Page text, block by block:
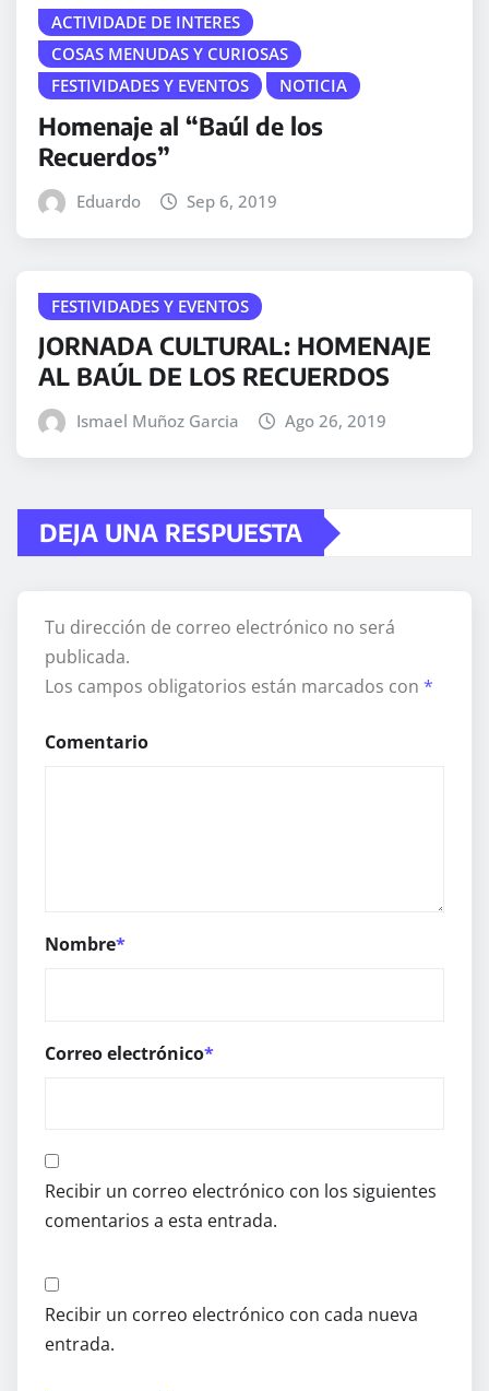
ACTIVIDADE DE INTERES
COSAS MENUDAS Y CURIOSAS
FESTIVIDADES Y EVENTOS
NOTICIA
Homenaje al “Baúl de los
Recuerdos”
Eduardo Sep 6, 2019
FESTIVIDADES Y EVENTOS
JORNADA CULTURAL: HOMENAJE
AL BAÚL DE LOS RECUERDOS
Ismael Muñoz Garcia Ago 26, 2019
DEJA UNA RESPUESTA
Tu dirección de correo electrónico no será
publicada.
Los campos obligatorios están marcados con *
Comentario
Nombre*
Correo electrónico*
Recibir un correo electrónico con los siguientes
comentarios a esta entrada.
Recibir un correo electrónico con cada nueva
entrada.